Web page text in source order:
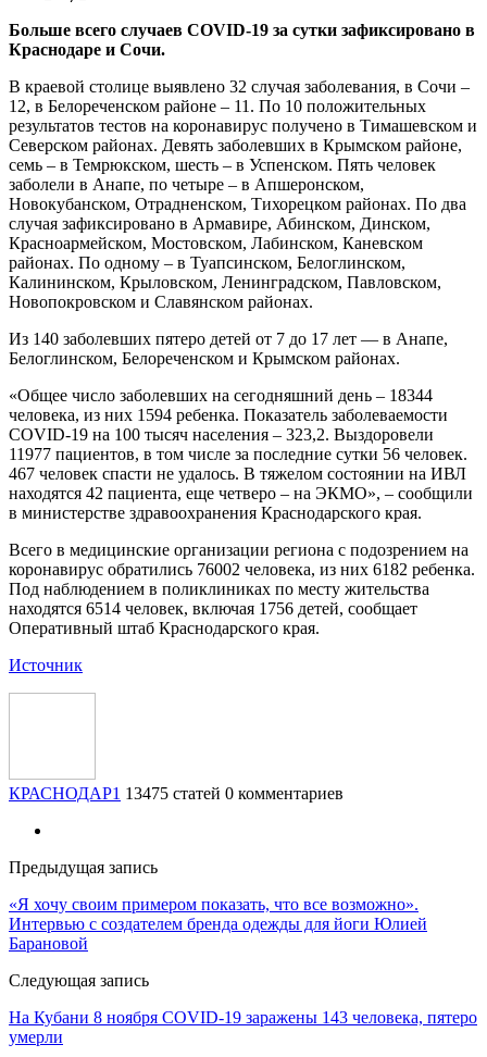
Больше всего случаев COVID-19 за сутки зафиксировано в
Краснодаре и Сочи.
В краевой столице выявлено 32 случая заболевания, в Сочи –
12, в Белореченском районе – 11. По 10 положительных
результатов тестов на коронавирус получено в Тимашевском и
Северском районах. Девять заболевших в Крымском районе,
семь – в Темрюкском, шесть – в Успенском. Пять человек
заболели в Анапе, по четыре – в Апшеронском,
Новокубанском, Отрадненском, Тихорецком районах. По два
случая зафиксировано в Армавире, Абинском, Динском,
Красноармейском, Мостовском, Лабинском, Каневском
районах. По одному – в Туапсинском, Белоглинском,
Калининском, Крыловском, Ленинградском, Павловском,
Новопокровском и Славянском районах.
Из 140 заболевших пятеро детей от 7 до 17 лет — в Анапе,
Белоглинском, Белореченском и Крымском районах.
«Общее число заболевших на сегодняшний день – 18344
человека, из них 1594 ребенка. Показатель заболеваемости
COVID-19 на 100 тысяч населения – 323,2. Выздоровели
11977 пациентов, в том числе за последние сутки 56 человек.
467 человек спасти не удалось. В тяжелом состоянии на ИВЛ
находятся 42 пациента, еще четверо – на ЭКМО», – сообщили
в министерстве здравоохранения Краснодарского края.
Всего в медицинские организации региона с подозрением на
коронавирус обратились 76002 человека, из них 6182 ребенка.
Под наблюдением в поликлиниках по месту жительства
находятся 6514 человек, включая 1756 детей, сообщает
Оперативный штаб Краснодарского края.
Источник
КРАСНОДАР1 13475 статей 0 комментариев
Предыдущая запись
«Я хочу своим примером показать, что все возможно».
Интервью с создателем бренда одежды для йоги Юлией
Барановой
Следующая запись
На Кубани 8 ноября COVID-19 заражены 143 человека, пятеро
умерли